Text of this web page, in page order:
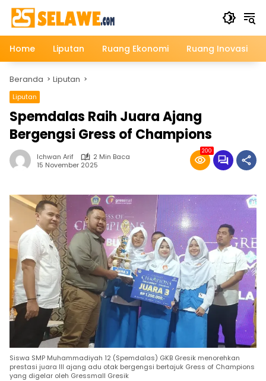
Langsung
konten
Home
Liputan Ruang Ekonomi Ruang Inovasi
Beranda Liputan
Liputan
Spemdalas Raih Juara Ajang
Bergengsi Gress of Champions
Ichwan Arif
2 Min Baca
15 November 2025
200
Siswa SMP Muhammadiyah 12 (Spemdalas) GKB Gresik menorehkan
prestasi juara III ajang adu otak bergengsi bertajuk Gress of Champions
yang digelar oleh Gressmall Gresik